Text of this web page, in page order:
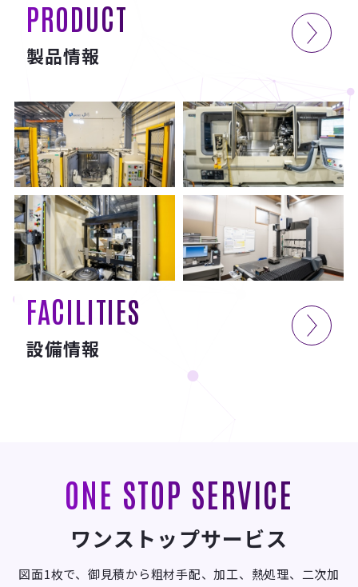
PRODUCT
製品情報
FACILITIES
設備情報
ONE STOP SERVICE
ワンストップサービス
図面1枚で、御見積から粗材手配、加工、熱処理、二次加